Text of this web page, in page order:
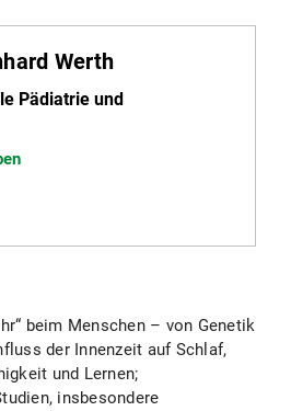
Werth
Pädiatrie und
beim Menschen – von Genetik
der Innenzeit auf Schlaf,
und Lernen;
insbesondere